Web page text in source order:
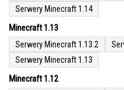
Serwery Minecraft 1.14
Minecraft 1.13
Serwery Minecraft 1.13.2
Serwery Minecraft 1.13
Minecraft 1.12